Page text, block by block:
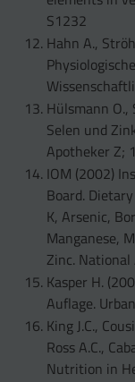
S1232
Hahn A.,
Hülsmann O.,
Selen und
Apotheker Z;
IOM (2002)
Board.
K, Arsenic,
Manganese,
Zinc. National
Kasper H.
Auflage.
King J.C.,
Ross A.C.,
Nutrition in